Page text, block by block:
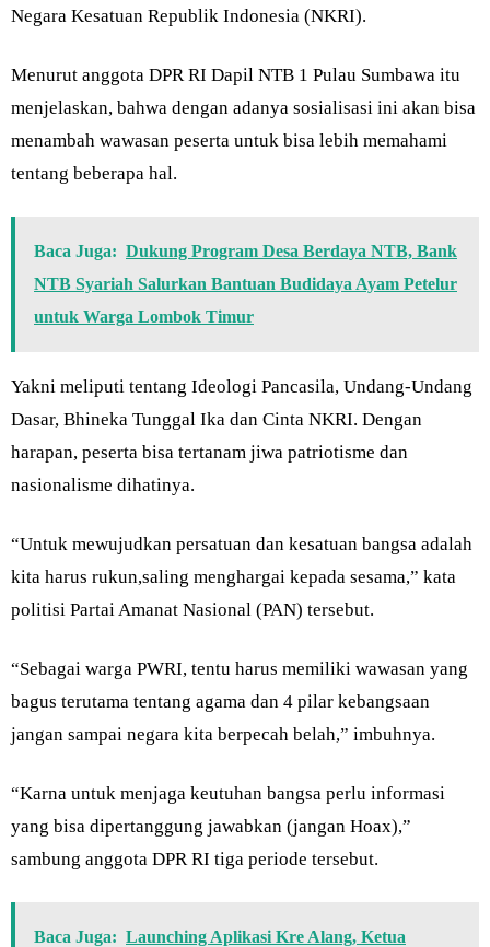
Negara Kesatuan Republik Indonesia (NKRI).
Menurut anggota DPR RI Dapil NTB 1 Pulau Sumbawa itu
menjelaskan, bahwa dengan adanya sosialisasi ini akan bisa
menambah wawasan peserta untuk bisa lebih memahami
tentang beberapa hal.
Baca Juga: Dukung Program Desa Berdaya NTB, Bank
NTB Syariah Salurkan Bantuan Budidaya Ayam Petelur
untuk Warga Lombok Timur
Yakni meliputi tentang Ideologi Pancasila, Undang-Undang
Dasar, Bhineka Tunggal Ika dan Cinta NKRI. Dengan
harapan, peserta bisa tertanam jiwa patriotisme dan
nasionalisme dihatinya.
“Untuk mewujudkan persatuan dan kesatuan bangsa adalah
kita harus rukun,saling menghargai kepada sesama,” kata
politisi Partai Amanat Nasional (PAN) tersebut.
“Sebagai warga PWRI, tentu harus memiliki wawasan yang
bagus terutama tentang agama dan 4 pilar kebangsaan
jangan sampai negara kita berpecah belah,” imbuhnya.
“Karna untuk menjaga keutuhan bangsa perlu informasi
yang bisa dipertanggung jawabkan (jangan Hoax),”
sambung anggota DPR RI tiga periode tersebut.
Baca Juga: Launching Aplikasi Kre Alang, Ketua